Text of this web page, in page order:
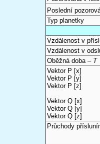
Poslední
Typ planetky
Vzdálenost v
Vzdálenost v
Oběžná doba – T
Vektor P [x]
Vektor P [y]
Vektor P [z]
Vektor Q [x]
Vektor Q [y]
Vektor Q [z]
Průchody